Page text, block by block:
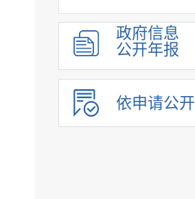
政府信息
公开年报
依申请公开